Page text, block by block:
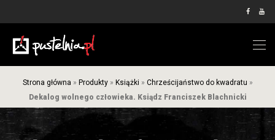
Strona główna » Produkty» Książki » Chrześcijaństwo do kwadratu »
Dekalog wolnego człowieka. Ksiądz Franciszek Blachnicki